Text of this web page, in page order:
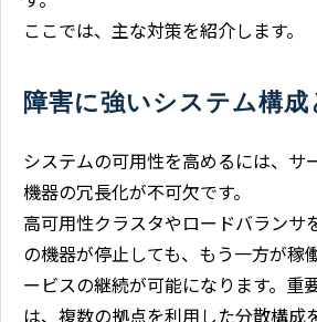
ここでは、主な対策を紹介します。
障害に強いシステム構成
システムの可用性を高めるには、サ
機器の冗長化が不可欠です。
高可用性クラスタやロードバランサ
の機器が停止しても、もう一方が稼
ービスの継続が可能になります。重
は、複数の拠点を利用した分散構成